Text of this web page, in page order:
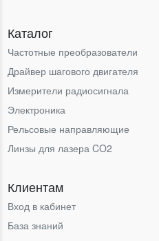
Каталог
Частотные преобразователи
Драйвер шагового двигателя
Измерители радиосигнала
Электроника
Рельсовые направляющие
Линзы для лазера CO2
Клиентам
Вход в кабинет
База знаний